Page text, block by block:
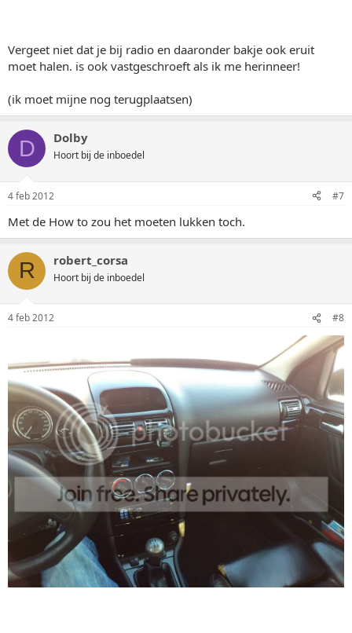
Vergeet niet dat je bij radio en daaronder bakje ook eruit
moet halen. is ook vastgeschroeft als ik me herinneer!
(ik moet mijne nog terugplaatsen)
D Dolby
Hoort bij de inboedel
4 feb 2012 #7
Met de How to zou het moeten lukken toch.
R robert_corsa
Hoort bij de inboedel
4 feb 2012 #8